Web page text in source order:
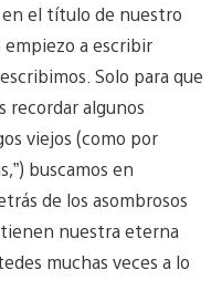
el título de nuestro
empiezo a escribir
Solo para que
recordar algunos
viejos (como por
buscamos en
de los asombrosos
nuestra eterna
muchas veces a lo